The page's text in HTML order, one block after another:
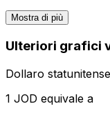
Mostra di più
Ulteriori grafici
Dollaro statunitense
1 JOD equivale a